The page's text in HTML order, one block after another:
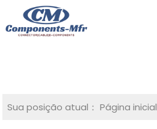
Sua posição atual： Página inicial